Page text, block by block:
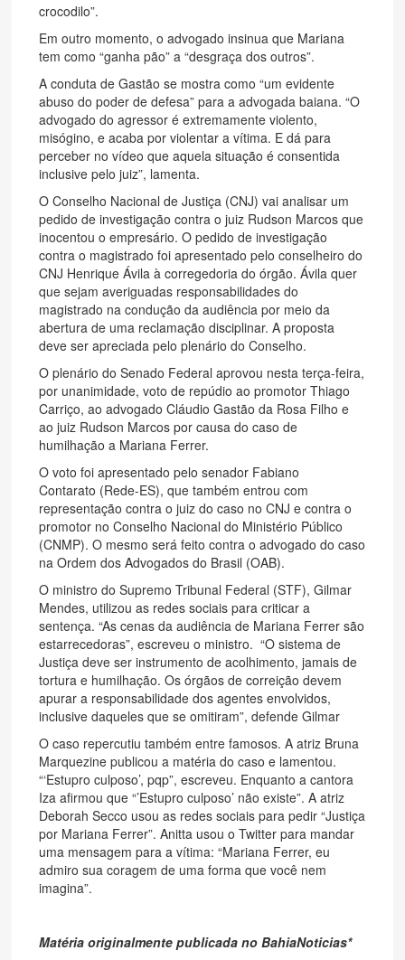
crocodilo”.
Em outro momento, o advogado insinua que Mariana
tem como “ganha pão” a “desgraça dos outros”.
A conduta de Gastão se mostra como “um evidente
abuso do poder de defesa” para a advogada baiana. “O
advogado do agressor é extremamente violento,
misógino, e acaba por violentar a vítima. E dá para
perceber no vídeo que aquela situação é consentida
inclusive pelo juiz”, lamenta.
O Conselho Nacional de Justiça (CNJ) vai analisar um
pedido de investigação contra o juiz Rudson Marcos que
inocentou o empresário. O pedido de investigação
contra o magistrado foi apresentado pelo conselheiro do
CNJ Henrique Ávila à corregedoria do órgão. Ávila quer
que sejam averiguadas responsabilidades do
magistrado na condução da audiência por meio da
abertura de uma reclamação disciplinar. A proposta
deve ser apreciada pelo plenário do Conselho.
O plenário do Senado Federal aprovou nesta terça-feira,
por unanimidade, voto de repúdio ao promotor Thiago
Carriço, ao advogado Cláudio Gastão da Rosa Filho e
ao juiz Rudson Marcos por causa do caso de
humilhação a Mariana Ferrer.
O voto foi apresentado pelo senador Fabiano
Contarato (Rede-ES), que também entrou com
representação contra o juiz do caso no CNJ e contra o
promotor no Conselho Nacional do Ministério Público
(CNMP). O mesmo será feito contra o advogado do caso
na Ordem dos Advogados do Brasil (OAB).
O ministro do Supremo Tribunal Federal (STF), Gilmar
Mendes, utilizou as redes sociais para criticar a
sentença. “As cenas da audiência de Mariana Ferrer são
estarrecedoras”, escreveu o ministro. “O sistema de
Justiça deve ser instrumento de acolhimento, jamais de
tortura e humilhação. Os órgãos de correição devem
apurar a responsabilidade dos agentes envolvidos,
inclusive daqueles que se omitiram”, defende Gilmar
O caso repercutiu também entre famosos. A atriz Bruna
Marquezine publicou a matéria do caso e lamentou.
“‘Estupro culposo’, pqp”, escreveu. Enquanto a cantora
Iza afirmou que “’Estupro culposo’ não existe”. A atriz
Deborah Secco usou as redes sociais para pedir “Justiça
por Mariana Ferrer”. Anitta usou o Twitter para mandar
uma mensagem para a vítima: “Mariana Ferrer, eu
admiro sua coragem de uma forma que você nem
imagina”.
Matéria originalmente publicada no BahiaNoticias*